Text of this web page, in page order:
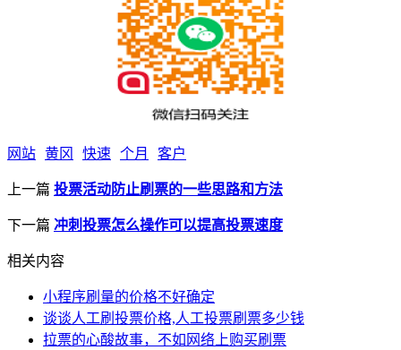
网站 黄冈 快速 个月 客户
上一篇 投票活动防止刷票的一些思路和方法
下一篇 冲刺投票怎么操作可以提高投票速度
相关内容
小程序刷量的价格不好确定
谈谈人工刷投票价格,人工投票刷票多少钱
拉票的心酸故事，不如网络上购买刷票